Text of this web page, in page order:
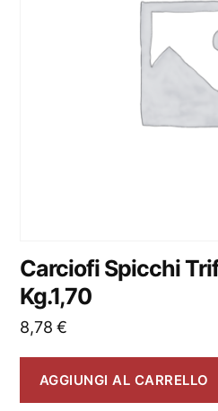
Carciofi Spicchi
Kg.1,70
8,78€
AGGIUNGI AL CARRELLO